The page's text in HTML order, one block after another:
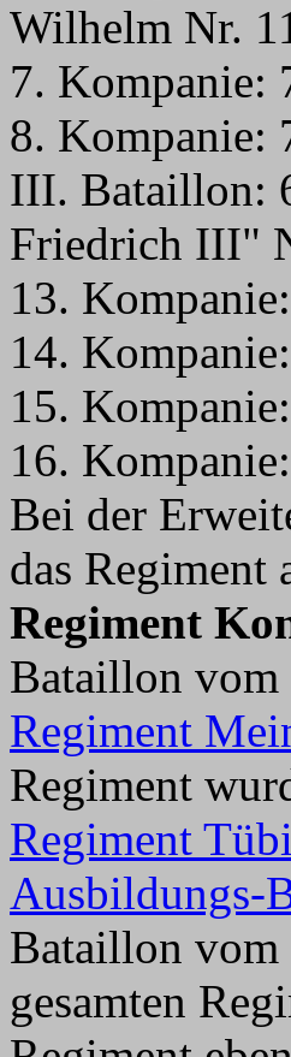
Wilhelm Nr.
7. Kompanie:
8. Kompanie:
III. Bataillon:
Friedrich III"
13.
14.
15.
16.
Bei der
das
Regiment
Bataillon
Regiment
Regiment
Regiment
Ausbildungs-
Bataillon vom
gesamten